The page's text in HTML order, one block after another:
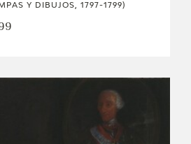
Y DIBUJOS, 1797-1799)